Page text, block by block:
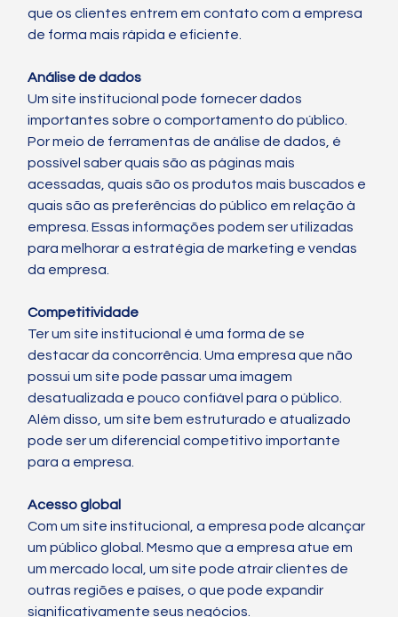
que os clientes entrem em contato com a empresa
de forma mais rápida e eficiente.
Análise de dados
Um site institucional pode fornecer dados
importantes sobre o comportamento do público.
Por meio de ferramentas de análise de dados, é
possível saber quais são as páginas mais
acessadas, quais são os produtos mais buscados e
quais são as preferências do público em relação à
empresa. Essas informações podem ser utilizadas
para melhorar a estratégia de marketing e vendas
da empresa.
Competitividade
Ter um site institucional é uma forma de se
destacar da concorrência. Uma empresa que não
possui um site pode passar uma imagem
desatualizada e pouco confiável para o público.
Além disso, um site bem estruturado e atualizado
pode ser um diferencial competitivo importante
para a empresa.
Acesso global
Com um site institucional, a empresa pode alcançar
um público global. Mesmo que a empresa atue em
um mercado local, um site pode atrair clientes de
outras regiões e países, o que pode expandir
significativamente seus negócios.